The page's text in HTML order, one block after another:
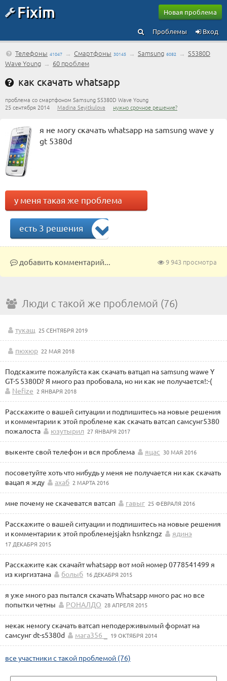
Fixim Новая проблема
Вход
Проблемы
Телефоны 41047 → Смартфоны 30145 → Samsung 6082 → S5380D
Wave Young → 60 проблем
как скачать whatsapp
проблема со смартфоном Samsung S5380D Wave Young
25 сентября 2014 Madina Seyitkulova нужно срочное решение?
я не могу скачать whatsapp на samsung wave y
gt 5380d
у меня такая же проблема
есть 3 решения
9 943 просмотра
добавить комментарий...
Люди с такой же проблемой (76)
тукащ 25 СЕНТЯБРЯ 2019
пюхюр 22 МАЯ 2018
Подскажите пожалуйста как скачать ватцап на samsung wawe Y
GT-S 5380D? Я много раз пробовала, но ни как не получается!:-(
Nefize 2 ЯНВАРЯ 2018
Расскажите о вашей ситуации и подпишитесь на новые решения
и комментарии к этой проблеме как скачать ватсап самсунг5380
пожалоста
юзутырил 27 ЯНВАРЯ 2017
выкенте свой телефон и вся проблема яцас 30 МАЯ 2016
посоветуйте хоть что нибудь у меня не получается ни как скачать
вацап я жду
ахаб 2 МАРТА 2016
мне почему не скачеватся ватсап гавыг 25 ФЕВРАЛЯ 2016
Расскажите о вашей ситуации и подпишитесь на новые решения
и комментарии к этой проблемеjsjakn hsnkzngz
ядинэ
17 ДЕКАБРЯ 2015
Расскажите как скачайт whatsapp вот мой номер 0778541499 я
из киргизтана
болыб 16 ДЕКАБРЯ 2015
я уже много раз пытался скачать Whatsapp много рас но все
попытки четны
РОНАЛДО 28 АПРЕЛЯ 2015
некак немогу скачать ватсап неподерживымый формат на
самсунг dt-s5380d
мага356 _ 19 ОКТЯБРЯ 2014
все участники с такой проблемой (76)